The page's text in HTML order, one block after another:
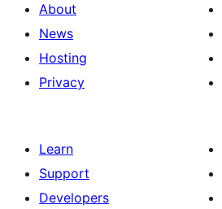
About
News
Hosting
Privacy
Learn
Support
Developers